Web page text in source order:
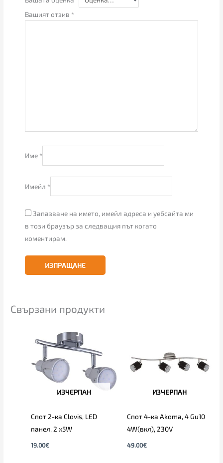
Вашият отзив *
Име *
Имейл *
Запазване на името, имейл адреса и уебсайта ми
в този браузър за следващия път когато
коментирам.
Свързани продукти
ИЗЧЕРПАН
Спот 2-ка Clovis, LED
панел, 2 х5W
19.00€
ИЗЧЕРПАН
Спот 4-ка Akoma, 4 Gu10
4W(вкл), 230V
49.00€